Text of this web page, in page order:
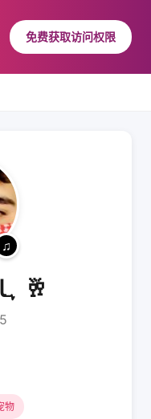
免费获取访问权限
🖤 ہاشم جٹ 🥂
物